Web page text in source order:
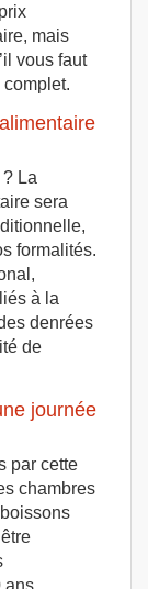
mais
vous faut
La
sera
formalités.
à la
denrées
de
journée
par cette
chambres
ans